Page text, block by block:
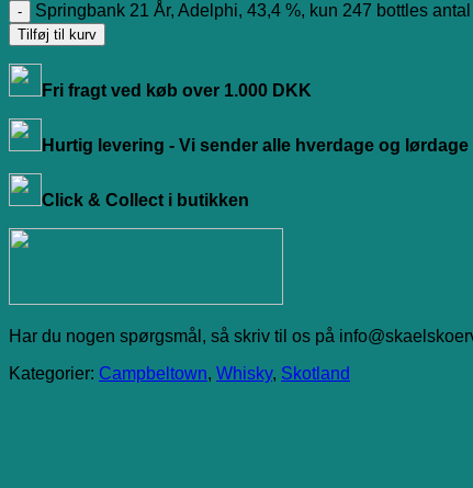
Springbank 21 År, Adelphi, 43,4 %, kun 247 bottles antal
Tilføj til kurv
Fri fragt ved køb over 1.000 DKK
Hurtig levering - Vi sender alle hverdage og lørdage
Click & Collect i butikken
Har du nogen spørgsmål, så skriv til os på
Kategorier: Campbeltown, Whisky, Skotland